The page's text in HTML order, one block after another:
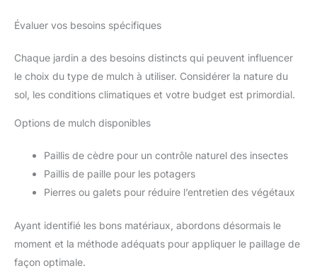
Évaluer vos besoins spécifiques
Chaque jardin a des besoins distincts qui peuvent influencer
le choix du type de mulch à utiliser. Considérer la nature du
sol, les conditions climatiques et votre budget est primordial.
Options de mulch disponibles
Paillis de cèdre pour un contrôle naturel des insectes
Paillis de paille pour les potagers
Pierres ou galets pour réduire l’entretien des végétaux
Ayant identifié les bons matériaux, abordons désormais le
moment et la méthode adéquats pour appliquer le paillage de
façon optimale.